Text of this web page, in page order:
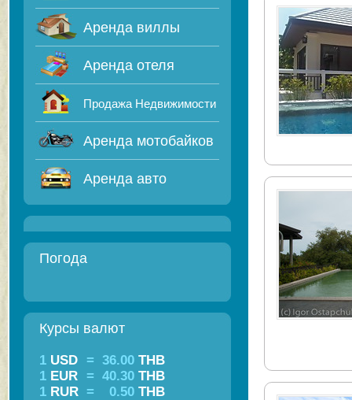
Аренда виллы
Аренда отеля
Продажа Недвижимости
Аренда мотобайков
Аренда авто
Погода
Курсы валют
1 USD = 36.00 THB
1 EUR = 40.30 THB
1 RUR = 0.50 THB